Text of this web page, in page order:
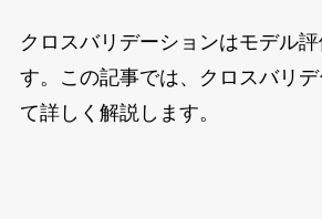
クロスバリデーションはモデル
す。この記事では、クロスバリ
て詳しく解説します。